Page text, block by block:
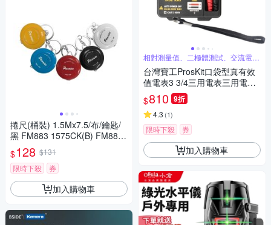
捲尺(桶裝) 1.5Mx7.5/布/鑰匙/
黑 FM883 1575CK(B) FM883-
1575CK(B)
$128 $131
限時下殺
券
加入購物車
相對測量值、二極體測試、交流電壓
真有效
台灣寶工ProsKit口袋型真有效
值電表3 3/4三用電表三用電錶
MT-1506(過壓保護,附探針;台
灣公司貨,享1年保固)迷你電表
攜帶型電錶 量交流電壓二極體
電阻電容
$810 9折
4.3 (1)
限時下殺 券
加入購物車